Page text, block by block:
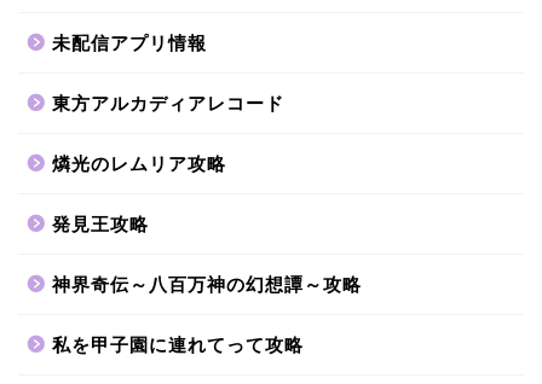
未配信アプリ情報
東方アルカディアレコード
燐光のレムリア攻略
発見王攻略
神界奇伝～八百万神の幻想譚～攻略
私を甲子園に連れてって攻略